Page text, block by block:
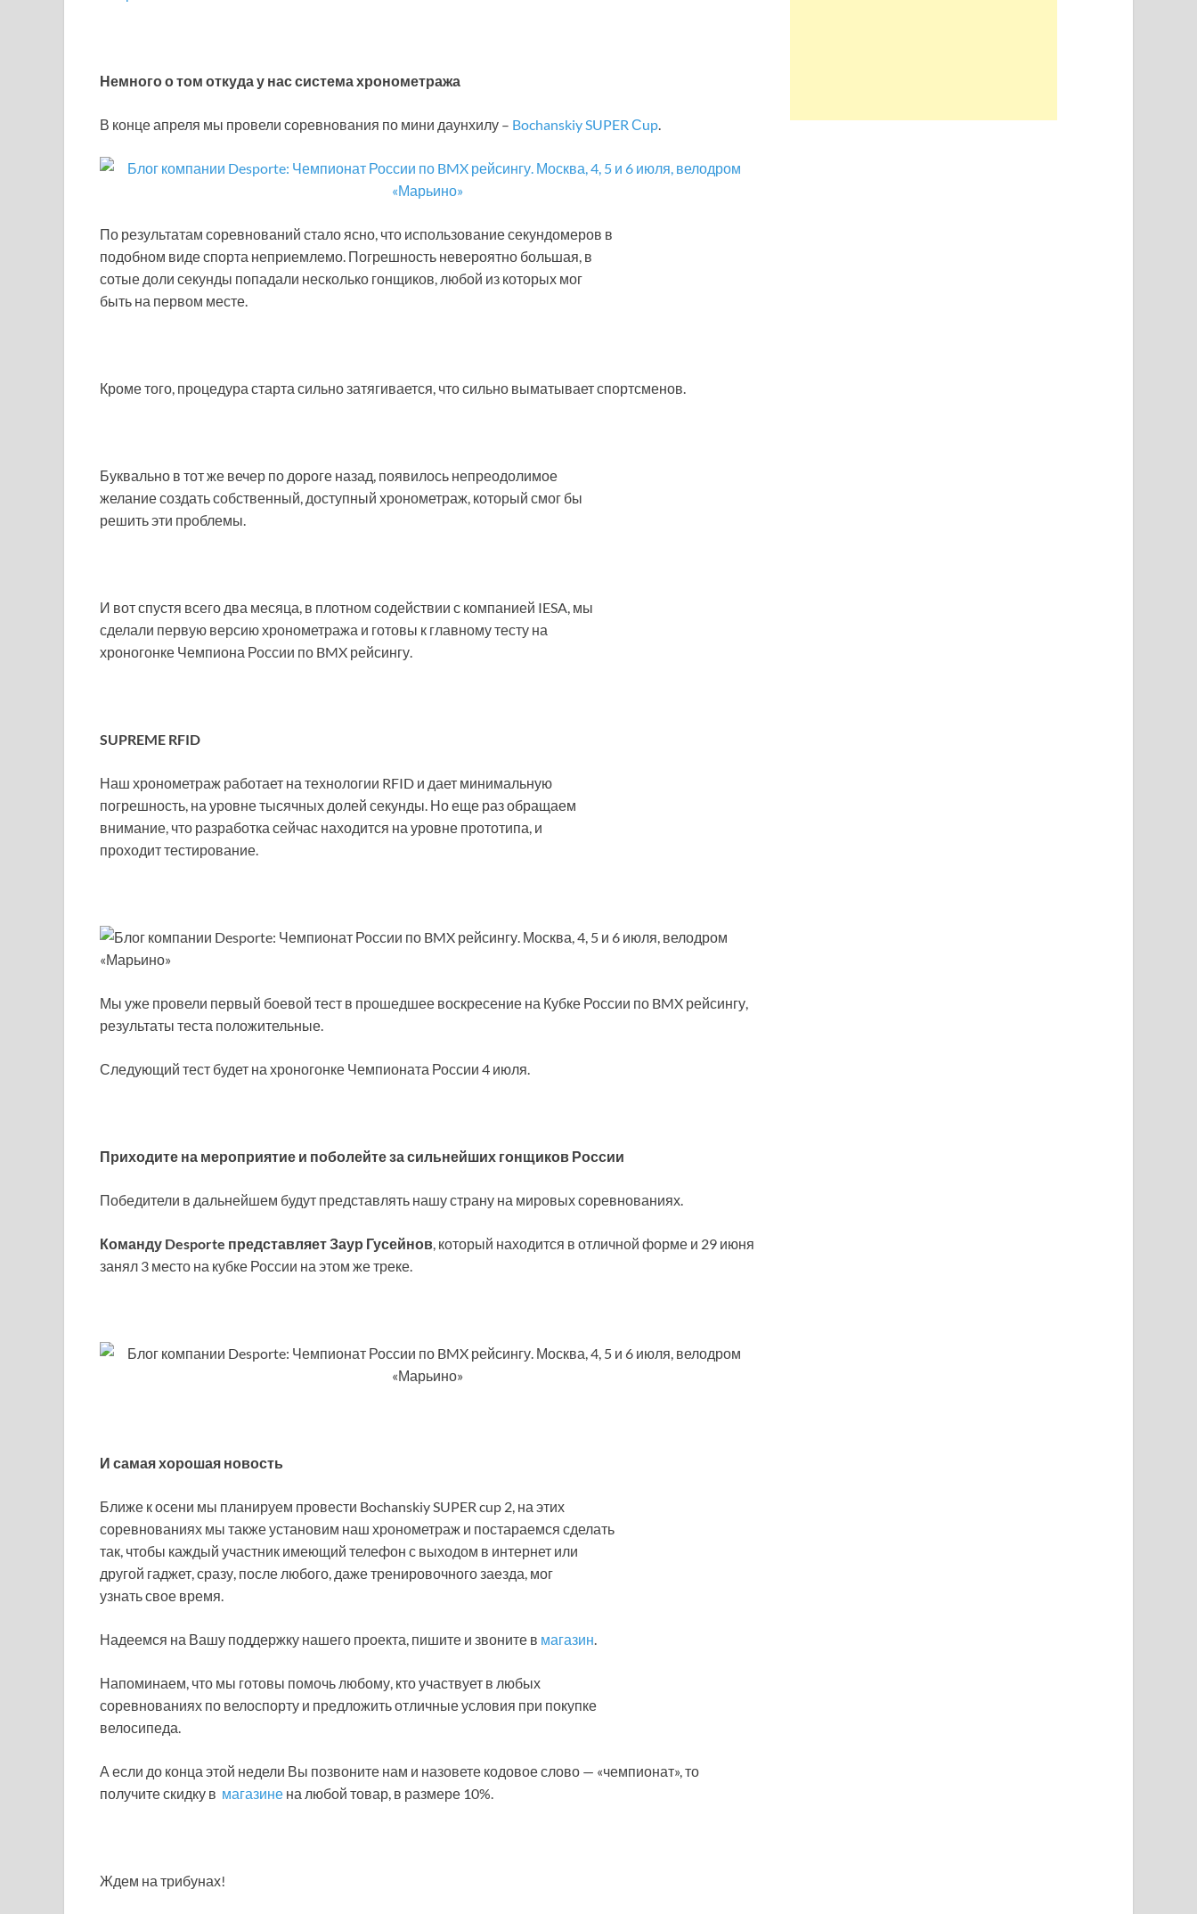
Немного о том откуда у нас система хронометража
В конце апреля мы провели соревнования по мини даунхилу – Bochanskiy SUPER Сup.
По результатам соревнований стало ясно, что использование секундомеров в
подобном виде спорта неприемлемо. Погрешность невероятно большая, в
сотые доли секунды попадали несколько гонщиков, любой из которых мог
быть на первом месте.
Кроме того, процедура старта сильно затягивается, что сильно выматывает спортсменов.
Буквально в тот же вечер по дороге назад, появилось непреодолимое
желание создать собственный, доступный хронометраж, который смог бы
решить эти проблемы.
И вот спустя всего два месяца, в плотном содействии с компанией IESA, мы
сделали первую версию хронометража и готовы к главному тесту на
хроногонке Чемпиона России по BMX рейсингу.
SUPREME RFID
Наш хронометраж работает на технологии RFID и дает минимальную
погрешность, на уровне тысячных долей секунды. Но еще раз обращаем
внимание, что разработка сейчас находится на уровне прототипа, и
проходит тестирование.
Мы уже провели первый боевой тест в прошедшее воскресение на Кубке России по BMX рейсингу,
результаты теста положительные.
Следующий тест будет на хроногонке Чемпионата России 4 июля.
Приходите на мероприятие и поболейте за сильнейших гонщиков России
Победители в дальнейшем будут представлять нашу страну на мировых соревнованиях.
Команду Desporte представляет Заур Гусейнов, который находится в отличной форме и 29 июня
занял 3 место на кубке России на этом же треке.
И самая хорошая новость
Ближе к осени мы планируем провести Bochanskiy SUPER cup 2, на этих
соревнованиях мы также установим наш хронометраж и постараемся сделать
так, чтобы каждый участник имеющий телефон с выходом в интернет или
другой гаджет, сразу, после любого, даже тренировочного заезда, мог
узнать свое время.
Надеемся на Вашу поддержку нашего проекта, пишите и звоните в магазин.
Напоминаем, что мы готовы помочь любому, кто участвует в любых
соревнованиях по велоспорту и предложить отличные условия при покупке
велосипеда.
А если до конца этой недели Вы позвоните нам и назовете кодовое слово — «чемпионат», то
получите скидку в магазине на любой товар, в размере 10%.
Ждем на трибунах!